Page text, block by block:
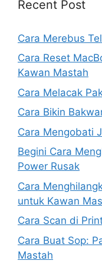
Recent Post
Cara Merebus
Cara Reset
Kawan Mastah
Cara Melacak
Cara Bikin
Cara Mengobati
Begini Cara
Power Rusak
Cara
untuk Kawan
Cara Scan di
Cara Buat Sop:
Mastah